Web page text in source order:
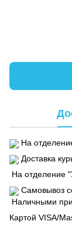
На
Доставка
На отделение
Самовывоз
Наличными
Картой VISA/